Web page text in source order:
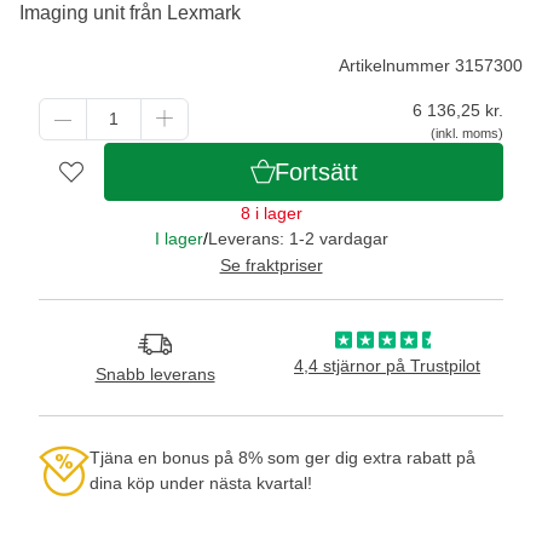
Artikelnummer 3157300
6 136,25 kr.
(inkl. moms)
Fortsätt
8 i lager
I lager/Leverans: 1-2 vardagar
Se fraktpriser
Snabb leverans 4,4 stjärnor på Trustpilot
Tjäna en bonus på 8% som ger dig extra rabatt på
dina köp under nästa kvartal!
Imaging unit från Lexmark